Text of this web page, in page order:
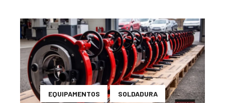
EQUIPAMENTOS SOLDADURA